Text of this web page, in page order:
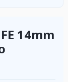
14mm